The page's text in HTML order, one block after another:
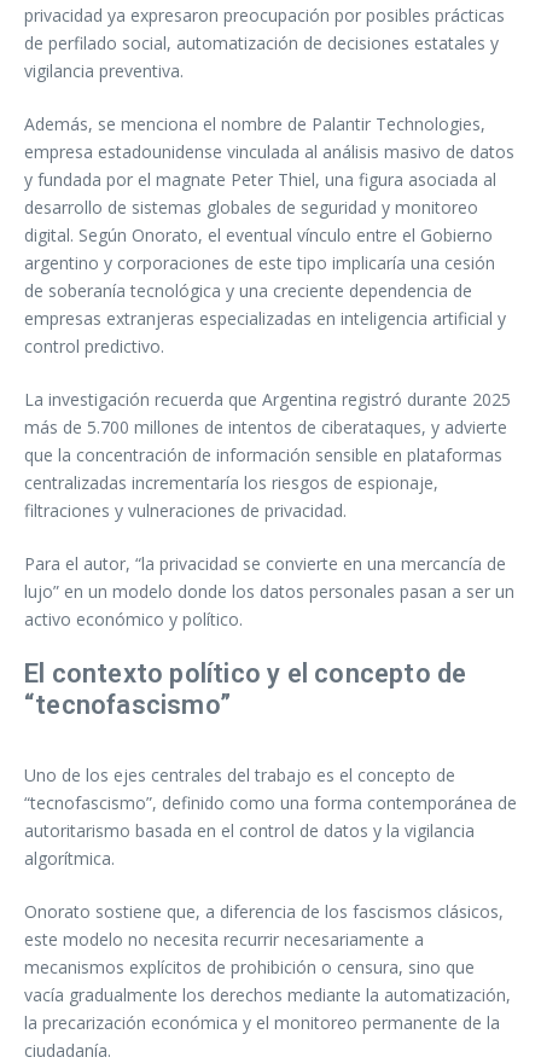
privacidad ya expresaron preocupación por posibles prácticas
de perfilado social, automatización de decisiones estatales y
vigilancia preventiva.
Además, se menciona el nombre de Palantir Technologies,
empresa estadounidense vinculada al análisis masivo de datos
y fundada por el magnate Peter Thiel, una figura asociada al
desarrollo de sistemas globales de seguridad y monitoreo
digital. Según Onorato, el eventual vínculo entre el Gobierno
argentino y corporaciones de este tipo implicaría una cesión
de soberanía tecnológica y una creciente dependencia de
empresas extranjeras especializadas en inteligencia artificial y
control predictivo.
La investigación recuerda que Argentina registró durante 2025
más de 5.700 millones de intentos de ciberataques, y advierte
que la concentración de información sensible en plataformas
centralizadas incrementaría los riesgos de espionaje,
filtraciones y vulneraciones de privacidad.
Para el autor, “la privacidad se convierte en una mercancía de
lujo” en un modelo donde los datos personales pasan a ser un
activo económico y político.
El contexto político y el concepto de
“tecnofascismo”
Uno de los ejes centrales del trabajo es el concepto de
“tecnofascismo”, definido como una forma contemporánea de
autoritarismo basada en el control de datos y la vigilancia
algorítmica.
Onorato sostiene que, a diferencia de los fascismos clásicos,
este modelo no necesita recurrir necesariamente a
mecanismos explícitos de prohibición o censura, sino que
vacía gradualmente los derechos mediante la automatización,
la precarización económica y el monitoreo permanente de la
ciudadanía.